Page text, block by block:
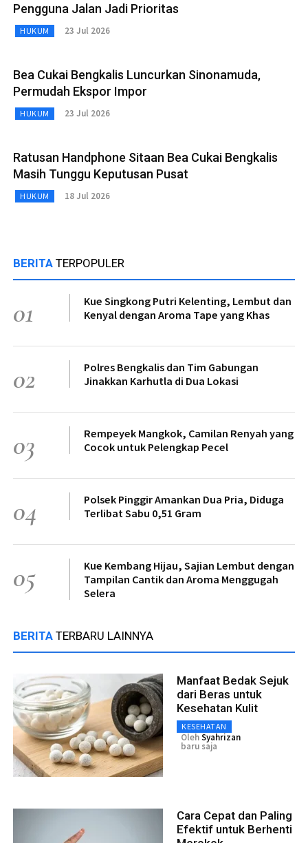
Pengguna Jalan Jadi Prioritas
HUKUM 23 Jul 2026
Bea Cukai Bengkalis Luncurkan Sinonamuda,
Permudah Ekspor Impor
HUKUM 23 Jul 2026
Ratusan Handphone Sitaan Bea Cukai Bengkalis
Masih Tunggu Keputusan Pusat
HUKUM 18 Jul 2026
BERITA TERPOPULER
01
Kue Singkong Putri Kelenting, Lembut dan
Kenyal dengan Aroma Tape yang Khas
02
Polres Bengkalis dan Tim Gabungan
Jinakkan Karhutla di Dua Lokasi
03
Rempeyek Mangkok, Camilan Renyah yang
Cocok untuk Pelengkap Pecel
04
Polsek Pinggir Amankan Dua Pria, Diduga
Terlibat Sabu 0,51 Gram
05
Kue Kembang Hijau, Sajian Lembut dengan
Tampilan Cantik dan Aroma Menggugah
Selera
BERITA TERBARU LAINNYA
Manfaat Bedak Sejuk
dari Beras untuk
Kesehatan Kulit
KESEHATAN
OlehSyahrizan
baru saja
Cara Cepat dan Paling
Efektif untuk Berhenti